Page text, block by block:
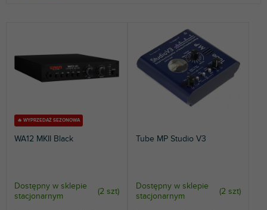
NAJCZĘŚCIEJ SPRZEDAWANE
ALFABETYCZNIE
🔥 WYPRZEDAŻ SEZONOWA
WA12 MKII Black
Dostępny w sklepie
stacjonarnym
(2 szt)
Tube MP Studio V3
Dostępny w sklepie
stacjonarnym
(2 szt)